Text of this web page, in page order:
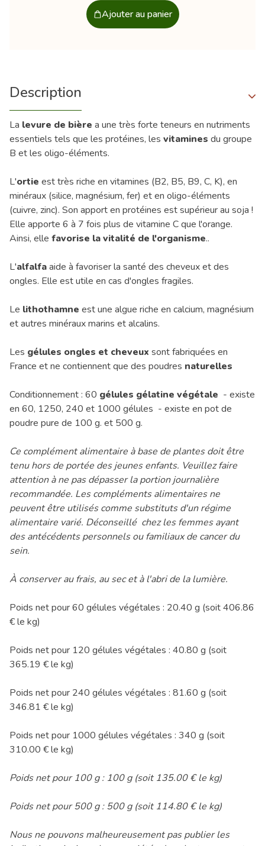
Ajouter au panier
Description
La levure de bière a une très forte teneurs en nutriments
essentiels tels que les protéines, les vitamines du groupe
B et les oligo-éléments.
L'ortie est très riche en vitamines (B2, B5, B9, C, K), en
minéraux (silice, magnésium, fer) et en oligo-éléments
(cuivre, zinc). Son apport en protéines est supérieur au soja !
Elle apporte 6 à 7 fois plus de vitamine C que l'orange.
Ainsi, elle favorise la vitalité de l'organisme..
L'alfalfaaide à favoriser la santé des cheveux et des
ongles. Elle est utile en cas d'ongles fragiles.
Le lithothamne est une algue riche en calcium, magnésium
et autres minéraux marins et alcalins.
Les gélules ongles et cheveux sont fabriquées en
France et ne contiennent que des poudres naturelles
Conditionnement : 60 gélules gélatine végétale - existe
en 60, 1250, 240 et 1000 gélules - existe en pot de
poudre pure de 100 g. et 500 g.
Ce complément alimentaire à base de plantes doit être
tenu hors de portée des jeunes enfants. Veuillez faire
attention à ne pas dépasser la portion journalière
recommandée. Les compléments alimentaires ne
peuvent être utilisés comme substituts d'un régime
alimentaire varié. Déconseillé chez les femmes ayant
des antécédents personnels ou familiaux de cancer du
sein.
À conserver au frais, au sec et à l'abri de la lumière.
Poids net pour 60 gélules végétales : 20.40 g (soit 406.86
€ le kg)
Poids net pour 120 gélules végétales : 40.80 g (soit
365.19 € le kg)
Poids net pour 240 gélules végétales : 81.60 g (soit
346.81 € le kg)
Poids net pour 1000 gélules végétales : 340 g (soit
310.00 € le kg)
Poids net pour 100 g : 100 g (soit 135.00 € le kg)
Poids net pour 500 g : 500 g (soit 114.80 € le kg)
Nous ne pouvons malheureusement pas publier les